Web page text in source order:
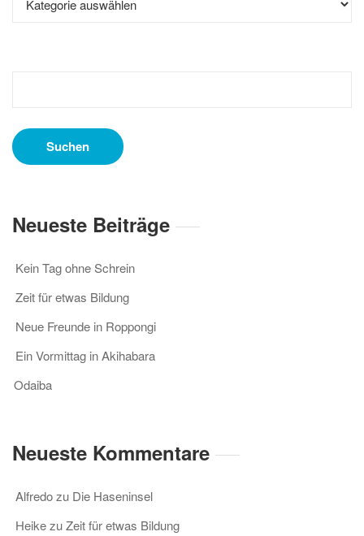
Neueste Beiträge
Kein Tag ohne Schrein
Zeit für etwas Bildung
Neue Freunde in Roppongi
Ein Vormittag in Akihabara
Odaiba
Neueste Kommentare
Alfredozu Die Haseninsel
HeikezuZeit für etwas Bildung